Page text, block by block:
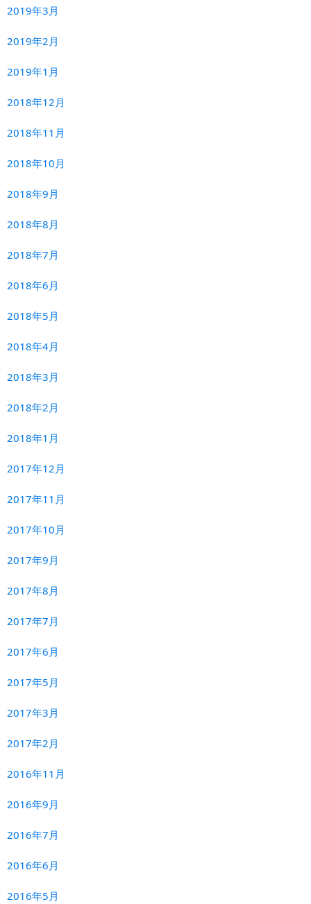
2019年3月
2019年2月
2019年1月
2018年12月
2018年11月
2018年10月
2018年9月
2018年8月
2018年7月
2018年6月
2018年5月
2018年4月
2018年3月
2018年2月
2018年1月
2017年12月
2017年11月
2017年10月
2017年9月
2017年8月
2017年7月
2017年6月
2017年5月
2017年3月
2017年2月
2016年11月
2016年9月
2016年7月
2016年6月
2016年5月